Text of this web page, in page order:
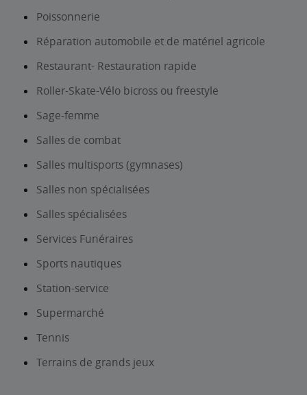
Poissonnerie
Réparation automobile et de matériel agricole
Restaurant- Restauration rapide
Roller-Skate-Vélo bicross ou freestyle
Sage-femme
Salles de combat
Salles multisports (gymnases)
Salles non spécialisées
Salles spécialisées
Services Funéraires
Sports nautiques
Station-service
Supermarché
Tennis
Terrains de grands jeux